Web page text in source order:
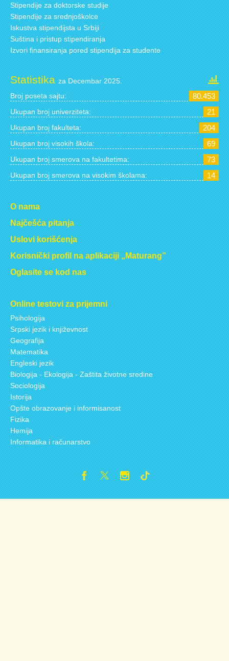
Stipendije za doktorske studije
Stipendije za srednjoškolce
Iskustva stipendijsta u Srbiji
Suština i pristup stipendiranja
Izvori finansiranja pored stipendija za studente
Statistikaza Decembar 2025.
Broj poseta sajtu: 80.453
Ukupan broj univerziteta: 21
Ukupan broj fakulteta: 204
Ukupan broj visokih škola: 69
Ukupan broj smerova na fakultetima: 73
Ukupan broj smerova na visokim školama: 14
O nama
Najčešća pitanja
Uslovi korišćenja
Korisnički profil na aplikaciji „Maturang”
Oglasite se kod nas
Online testovi za prijemni
Psihologija
Srpski jezik i književnost
Geografija
Matematika
Engleski jezik
Biologija - Ekologija - Zaštita životne sredine
Sociologija
Istorija
Opšte obrazovanje i informisanost
Fizika
Hemija
Informatika i računarstvo